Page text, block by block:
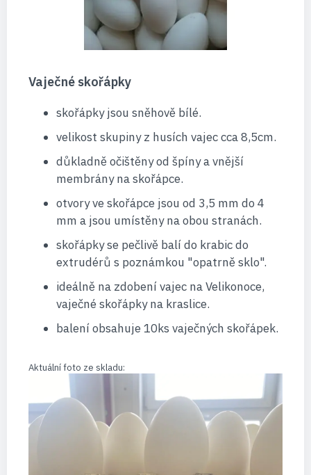
Vaječné skořápky
skořápky jsou sněhově bílé.
velikost skupiny z husích vajec cca 8,5cm.
důkladně očištěny od špíny a vnější
membrány na skořápce.
otvory ve skořápce jsou od 3,5 mm do 4
mm a jsou umístěny na obou stranách.
skořápky se pečlivě balí do krabic do
extrudérů s poznámkou "opatrně sklo".
ideálně na zdobení vajec na Velikonoce,
vaječné skořápky na kraslice.
balení obsahuje 10ks vaječných skořápek.
Aktuální foto ze skladu: